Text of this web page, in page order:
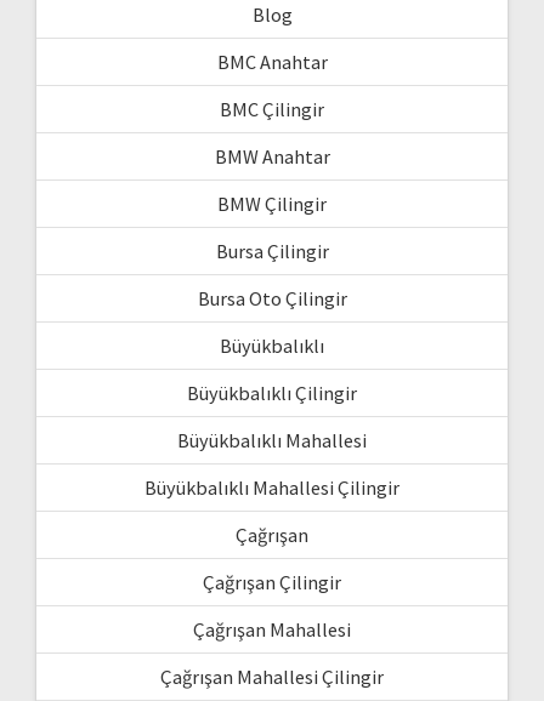
Blog
BMC Anahtar
BMC Çilingir
BMW Anahtar
BMW Çilingir
Bursa Çilingir
Bursa Oto Çilingir
Büyükbalıklı
Büyükbalıklı Çilingir
Büyükbalıklı Mahallesi
Büyükbalıklı Mahallesi Çilingir
Çağrışan
Çağrışan Çilingir
Çağrışan Mahallesi
Çağrışan Mahallesi Çilingir